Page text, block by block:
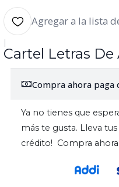
Agregar a la lista
|
Cartel Letras De
Compra ahora paga
Ya no tienes que
más te gusta. Lleva
crédito! Compra